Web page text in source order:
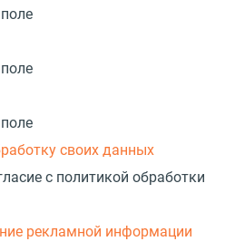
своих данных
с политикой обработки
рекламной информации